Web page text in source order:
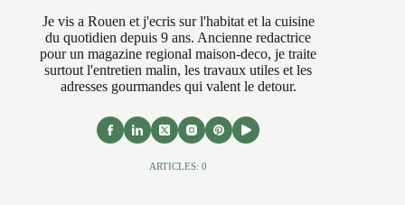
Je vis a Rouen et j'ecris sur l'habitat et la cuisine
du quotidien depuis 9 ans. Ancienne redactrice
pour un magazine regional maison-deco, je traite
surtout l'entretien malin, les travaux utiles et les
adresses gourmandes qui valent le detour.
ARTICLES: 0